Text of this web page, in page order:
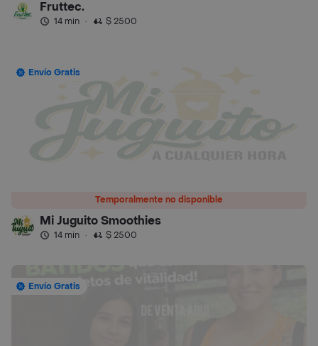
Fruttec.
14 min · $ 2500
Temporalmente no disponible
Envío Gratis
Mi Juguito Smoothies
14 min · $ 2500
Envío Gratis